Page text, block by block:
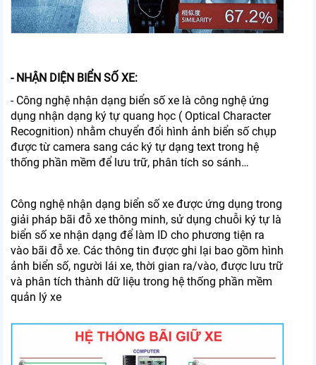
- NHẬN DIỆN BIỂN SỐ XE:
- Công nghệ nhận dạng biển số xe là công nghệ ứng
dụng nhận dạng ký tự quang học ( Optical Character
Recognition) nhằm chuyển đổi hình ảnh biển số chụp
được từ camera sang các ký tự dạng text trong hệ
thống phần mềm để lưu trữ, phân tích so sánh…
Công nghệ nhận dạng biển số xe được ứng dụng trong
giải pháp bãi đỗ xe thông minh, sử dụng chuỗi ký tự là
biển số xe nhận dạng để làm ID cho phương tiện ra
vào bãi đỗ xe. Các thông tin được ghi lại bao gồm hình
ảnh biển số, người lái xe, thời gian ra/vào, được lưu trữ
và phân tích thành dữ liệu trong hệ thống phần mềm
quản lý xe